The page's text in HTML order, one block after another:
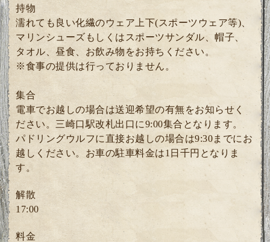
持物
濡れても良い化繊のウェア上下(スポーツウェア等)、
マリンシューズもしくはスポーツサンダル、帽子、
タオル、昼食、お飲み物をお持ちください。
※食事の提供は行っておりません。
集合
電車でお越しの場合は送迎希望の有無をお知らせく
ださい。三崎口駅改札出口に9:00集合となります。
パドリングウルフに直接お越しの場合は9:30までにお
越しください。お車の駐車料金は1日千円となりま
す。
解散
17:00
料金